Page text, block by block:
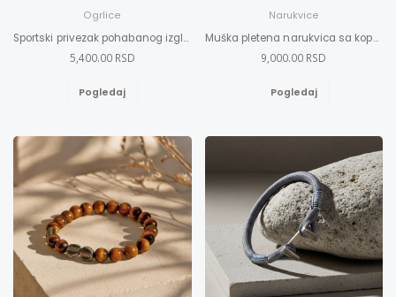
Ogrlice
Sportski privezak pohabanog izgleda
5,400.00 RSD
Pogledaj
Narukvice
Muška pletena narukvica sa kopčom L
9,000.00 RSD
Pogledaj